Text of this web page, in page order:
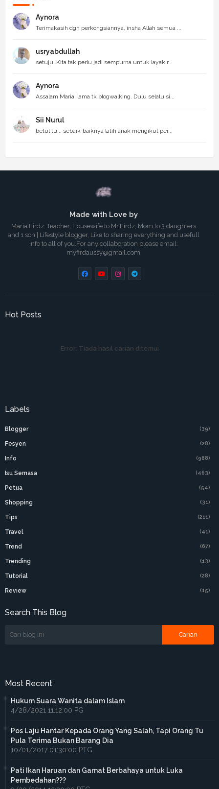
Aynora
Terimakasih dgn perkongsiannya, insha Allah semua ...
usryabdullah
setuju..Kita tak perlu jadi sempurna untuk layak r...
Aynora
Assalam Maria, lama tk blogwalking. Dulu selalu si...
Sii Nurul
betul tu... sebaik-baiknya latih anak mengikut per...
Made with Love by
Maria Firdz: Teacher, Housewife to Mr.Firdz, Mom to 3 daughters
and 1 son | Lifestyle blogger, Like to sharing everything and usefull
info to all of you.For any collaboration please email:
myfirdaussy@gmail.com
Hot Posts
Error: Tiada hasil carian ditemui
Labels
Blogger (39)
Fesyen (28)
Info (988)
Isu Semasa (463)
Petua (54)
Shopping (31)
Tips (211)
Travel (41)
Trend (67)
Trending (13)
Tutorial (28)
Review (15)
Search This Blog
Most Recent
Hukum Suara Wanita dalam Islam
4/28/2021 11:12:00 PG
Pos Laju Hantar Kepada Orang Yang Salah, Tapi Orang Tu
Pula Terima Bukan Barang Dia
10/01/2017 01:30:00 PTG
Pati Ikan Haruan dan Gamat Berbahaya untuk Luka
Pembedahan???